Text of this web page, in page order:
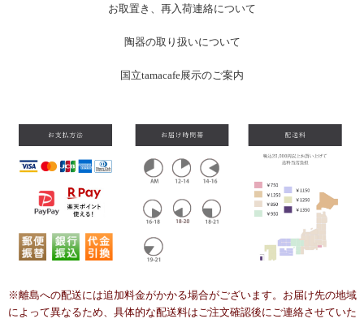
お取置き、再入荷連絡について
陶器の取り扱いについて
国立tamacafe展示のご案内
※離島への配送には追加料金がかかる場合がございます。お届け先の地域
によって異なるため、具体的な配送料はご注文確認後にご連絡させていた